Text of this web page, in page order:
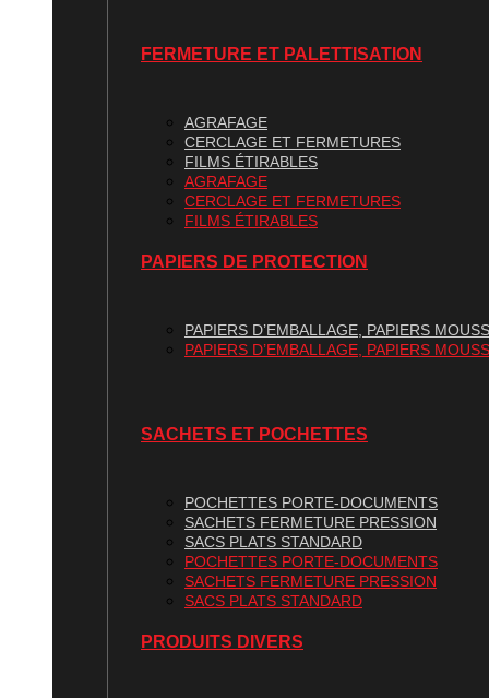
FERMETURE ET PALETTISATION
AGRAFAGE
CERCLAGE ET FERMETURES
FILMS ÉTIRABLES
AGRAFAGE
CERCLAGE ET FERMETURES
FILMS ÉTIRABLES
PAPIERS DE PROTECTION
PAPIERS D’EMBALLAGE, PAPIERS
PAPIERS D’EMBALLAGE, PAPIERS
SACHETS ET POCHETTES
POCHETTES PORTE-DOCUMENTS
SACHETS FERMETURE PRESSION
SACS PLATS STANDARD
POCHETTES PORTE-DOCUMENTS
SACHETS FERMETURE PRESSION
SACS PLATS STANDARD
PRODUITS DIVERS